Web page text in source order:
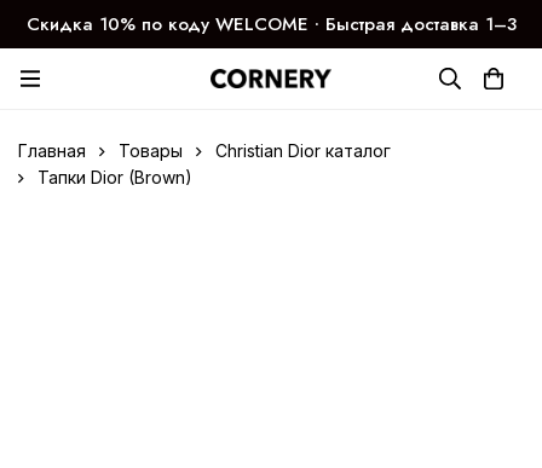
Скидка 10% по коду WELCOME ∙ Быстрая доставка 1–3
дня
Главная Товары
Christian Dior каталог
Тапки Dior (Brown)